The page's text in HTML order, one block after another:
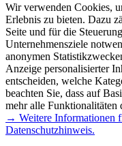
Wir verwenden Cookies,
Erlebnis zu bieten. Dazu
Seite und für die
Unternehmensziele
anonymen
Anzeige personalisierter
entscheiden, welche
beachten Sie, dass auf
mehr alle Funktionalitäten
→ Weitere Informationen
Datenschutzhinweis.